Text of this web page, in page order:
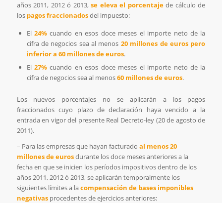
años 2011, 2012 ó 2013,se eleva el porcentajede cálculo de
lospagos fraccionadosdel impuesto:
El24% cuando en esos doce meses el importe neto de la
cifra de negocios sea al menos 20 millones de euros pero
inferior a 60 millones de euros.
El27% cuando en esos doce meses el importe neto de la
cifra de negocios sea al menos60 millones de euros.
Los nuevos porcentajes no se aplicarán a los pagos
fraccionados cuyo plazo de declaración haya vencido a la
entrada en vigor del presente Real Decreto-ley (20 de agosto de
2011).
– Para las empresas que hayan facturado al menos 20
millones de eurosdurante los doce meses anteriores a la
fecha en que se inicien los períodos impositivos dentro de los
años 2011, 2012 ó 2013, se aplicarán temporalmente los
siguientes límites a lacompensación de bases imponibles
negativasprocedentes de ejercicios anteriores: